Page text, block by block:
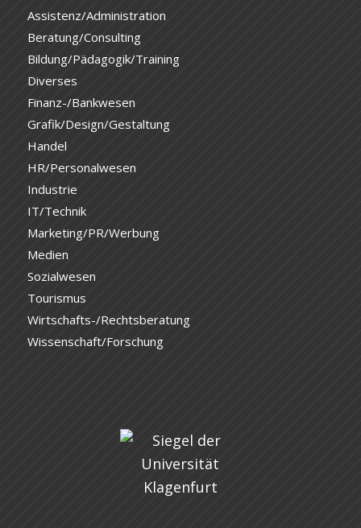
Assistenz/Administration
Beratung/Consulting
Bildung/Pädagogik/Training
Diverses
Finanz-/Bankwesen
Grafik/Design/Gestaltung
Handel
HR/Personalwesen
Industrie
IT/Technik
Marketing/PR/Werbung
Medien
Sozialwesen
Tourismus
Wirtschafts-/Rechtsberatung
Wissenschaft/Forschung